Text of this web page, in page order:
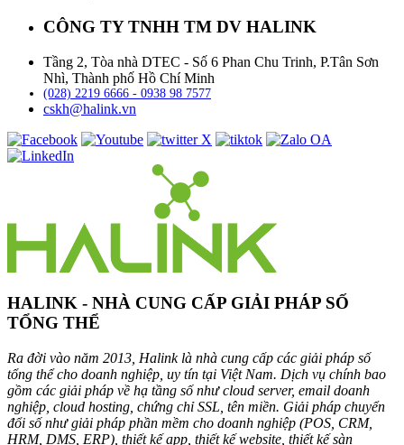
CÔNG TY TNHH TM DV HALINK
Tầng 2, Tòa nhà DTEC - Số 6 Phan Chu Trinh, P.Tân Sơn
Nhì, Thành phố Hồ Chí Minh
(028) 2219 6666 - 0938 98 7577
cskh@halink.vn
HALINK - NHÀ CUNG CẤP GIẢI PHÁP SỐ
TỔNG THỂ
Ra đời vào năm 2013, Halink là nhà cung cấp các giải pháp số
tổng thể cho doanh nghiệp, uy tín tại Việt Nam. Dịch vụ chính bao
gồm các giải pháp về hạ tầng số như cloud server, email doanh
nghiệp, cloud hosting, chứng chỉ SSL, tên miền. Giải pháp chuyển
đổi số như giải pháp phần mềm cho doanh nghiệp (POS, CRM,
HRM, DMS, ERP), thiết kế app, thiết kế website, thiết kế sàn